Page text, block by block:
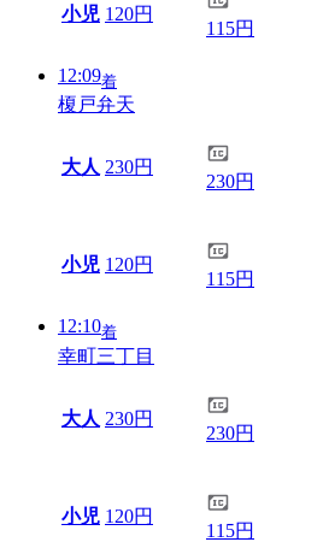
小児 120円
115円
12:09着
榎戸弁天
大人 230円
230円
小児 120円
115円
12:10着
幸町三丁目
大人 230円
230円
小児 120円
115円